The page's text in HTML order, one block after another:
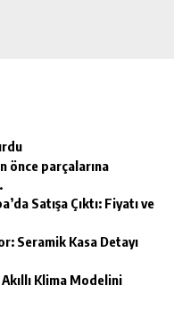
önce parçalarına
Satışa Çıktı: Fiyatı ve
Seramik Kasa Detayı
Klima Modelini